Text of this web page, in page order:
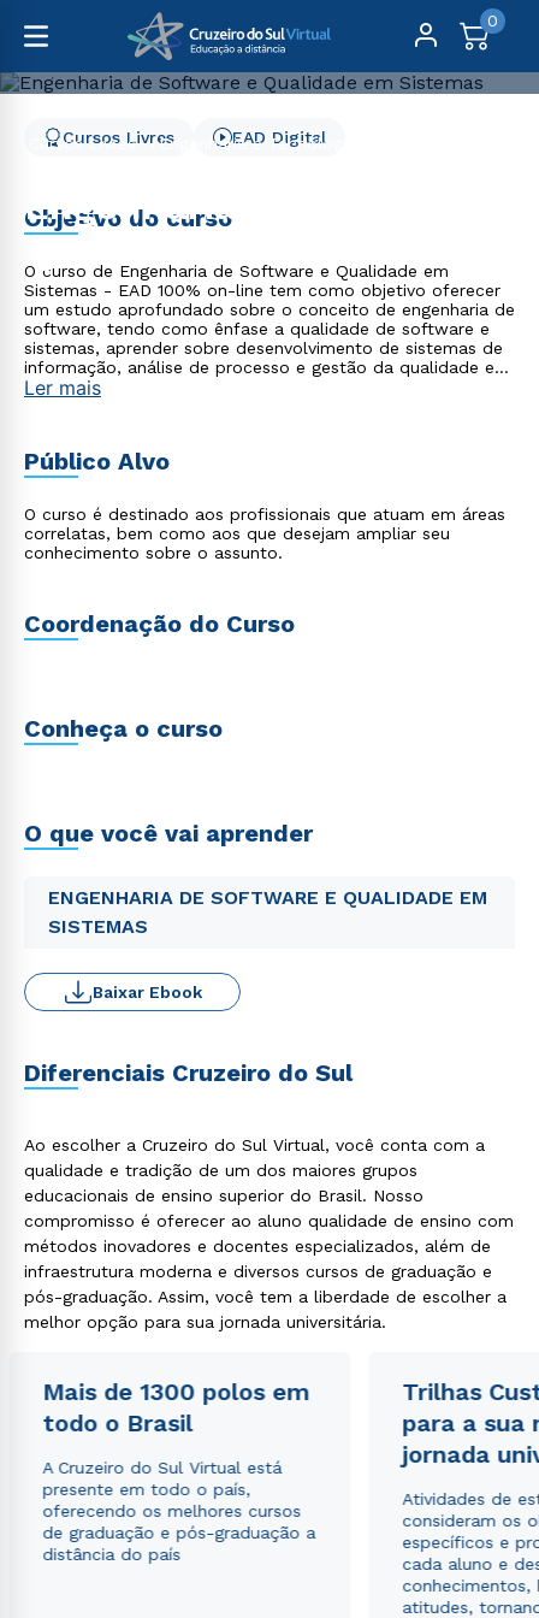
0
Cursos Livres
Engenharia e Tecnologia
Engenharia de Software e
Qualidade em Sistemas
Cursos Livres EAD Digital
Objetivo do curso
O curso de Engenharia de Software e Qualidade em
Sistemas - EAD 100% on-line tem como objetivo oferecer
um estudo aprofundado sobre o conceito de engenharia de
software, tendo como ênfase a qualidade de software e
sistemas, aprender sobre desenvolvimento de sistemas de
informação, análise de processo e gestão da qualidade em
projetos.
Ler mais
Público Alvo
O curso é destinado aos profissionais que atuam em áreas
correlatas, bem como aos que desejam ampliar seu
conhecimento sobre o assunto.
Coordenação do Curso
Conheça o curso
O que você vai aprender
ENGENHARIA DE SOFTWARE E QUALIDADE EM
SISTEMAS
Baixar Ebook
Diferenciais Cruzeiro do Sul
Ao escolher a Cruzeiro do Sul Virtual, você conta com a
qualidade e tradição de um dos maiores grupos
educacionais de ensino superior do Brasil. Nosso
compromisso é oferecer ao aluno qualidade de ensino com
métodos inovadores e docentes especializados, além de
infraestrutura moderna e diversos cursos de graduação e
pós-graduação. Assim, você tem a liberdade de escolher a
melhor opção para sua jornada universitária.
Mais de 1300 polos em
todo o Brasil
A Cruzeiro do Sul Virtual está
presente em todo o país,
oferecendo os melhores cursos
de graduação e pós-graduação a
distância do país
Trilhas
para a sua
jornada
Atividades de
consideram os
específicos e
cada aluno e
conhecimentos,
atitudes,